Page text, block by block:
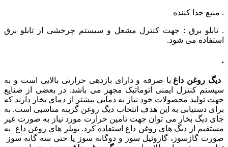
. منبع جدا کننده
. تابلو برق : جهت کنترل مشعل و سیستم چرخشی از تابلو برق
استفاده می شود.
.
دیگ روغن داغ با صرفه و دارای بازدهی حرارتی بالایی است و به
سیستم کنترل ایمنی اتوماتیک مجهز می باشد. در بعضی از صنایع
جهت تولید محصولات خود نیاز به دمایی بیشتر از دمای بخار دارند که
برای دستیابی به این هدف انتخاب دیگ روغن گزینه مناسبی است. به
جای دیگ بخار می توان جهت تامین حرارت مورد نیاز به صورت غیر
مستقیم از دیگ های روغن داغ استفاده کرد. بویلر های روغن داغ به
صورت گازسوز، گازوئیل سوز و دوگانه سوز یا حتی سه گانه سوز